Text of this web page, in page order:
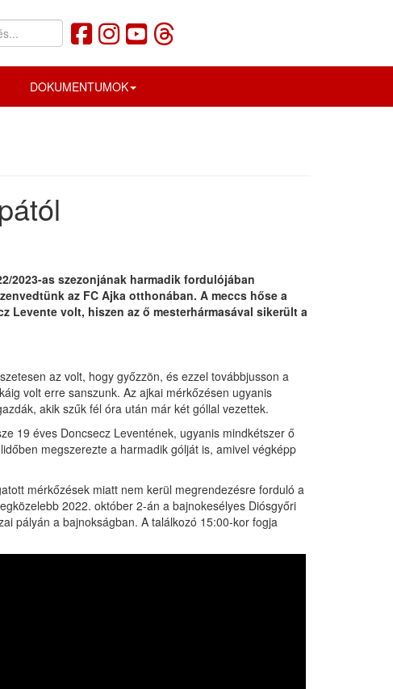
DOKUMENTUMOK
2023-as szezonjának harmadik fordulójában
az FC Ajka otthonában. A meccs hőse a
Levente volt, hiszen az ő mesterhármasával sikerült a
az volt, hogy győzzön, és ezzel továbbjusson a
volt erre sanszunk. Az ajkai mérkőzésen ugyanis
akik szűk fél óra után már két góllal vezettek.
19 éves Doncsecz Leventének, ugyanis mindkétszer ő
megszerezte a harmadik gólját is, amivel végképp
mérkőzések miatt nem kerül megrendezésre forduló a
2022. október 2-án a bajnokesélyes Diósgyőri
pályán a bajnokságban. A találkozó 15:00-kor fogja